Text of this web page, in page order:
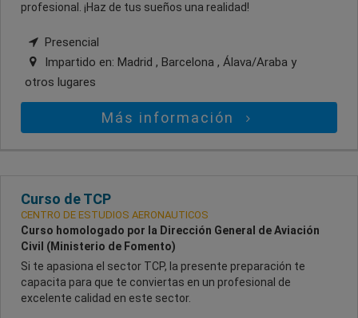
profesional. ¡Haz de tus sueños una realidad!
Presencial
Impartido en: Madrid , Barcelona , Álava/Araba y
otros lugares
Más información
Curso de TCP
CENTRO DE ESTUDIOS AERONAUTICOS
Curso homologado por la Dirección General de Aviación
Civil (Ministerio de Fomento)
Si te apasiona el sector TCP, la presente preparación te
capacita para que te conviertas en un profesional de
excelente calidad en este sector.